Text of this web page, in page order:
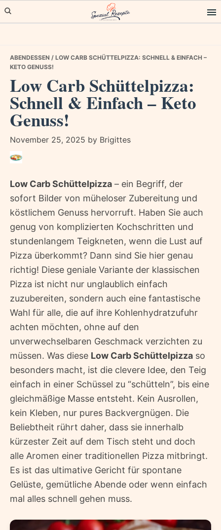
Skip
to
Skip
to
Skip
to
ABENDESSEN / LOW CARB SCHÜTTELPIZZA: SCHNELL & EINFACH –
KETO GENUSS!
Low Carb Schüttelpizza:
Schnell & Einfach – Keto
Genuss!
November 25, 2025 by Brigittes
Low Carb Schüttelpizza – ein Begriff, der
sofort Bilder von müheloser Zubereitung und
köstlichem Genuss hervorruft. Haben Sie auch
genug von komplizierten Kochschritten und
stundenlangem Teigkneten, wenn die Lust auf
Pizza überkommt? Dann sind Sie hier genau
richtig! Diese geniale Variante der klassischen
Pizza ist nicht nur unglaublich einfach
zuzubereiten, sondern auch eine fantastische
Wahl für alle, die auf ihre Kohlenhydratzufuhr
achten möchten, ohne auf den
unverwechselbaren Geschmack verzichten zu
müssen. Was diese Low Carb Schüttelpizza so
besonders macht, ist die clevere Idee, den Teig
einfach in einer Schüssel zu “schütteln”, bis eine
gleichmäßige Masse entsteht. Kein Ausrollen,
kein Kleben, nur pures Backvergnügen. Die
Beliebtheit rührt daher, dass sie innerhalb
kürzester Zeit auf dem Tisch steht und doch
alle Aromen einer traditionellen Pizza mitbringt.
Es ist das ultimative Gericht für spontane
Gelüste, gemütliche Abende oder wenn einfach
mal alles schnell gehen muss.